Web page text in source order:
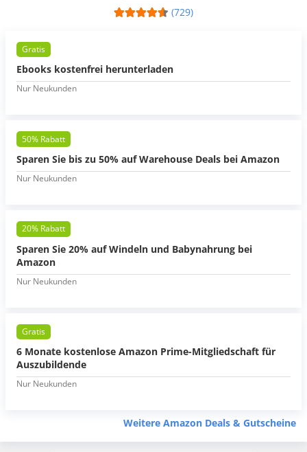
(729)
Gratis
Ebooks kostenfrei herunterladen
Nur Neukunden
50% Rabatt
Sparen Sie bis zu 50% auf Warehouse Deals bei Amazon
Nur Neukunden
20% Rabatt
Sparen Sie 20% auf Windeln und Babynahrung bei
Amazon
Nur Neukunden
Gratis
6 Monate kostenlose Amazon Prime-Mitgliedschaft für
Auszubildende
Nur Neukunden
Weitere Amazon Deals & Gutscheine